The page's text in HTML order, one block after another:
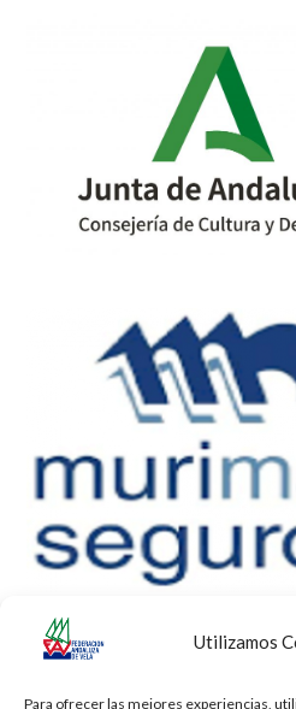
Utilizamos
Para ofrecer las mejores experiencias,